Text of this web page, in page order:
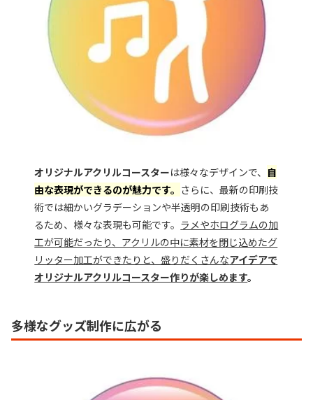
オリジナルアクリルコースターは様々なデザインで、 自
由な表現ができるのが魅力です。 さらに、最新の印刷技
術では細かいグラデーションや半透明の印刷技術もあ
るため、様々な表現も可能です。 ラメやホログラムの加
工が可能だったり、アクリルの中に素材を閉じ込めたグ
リッター加工ができたりと、盛りだくさんなアイデアで
オリジナルアクリルコースター作りが楽しめます。
多様なグッズ制作に広がる